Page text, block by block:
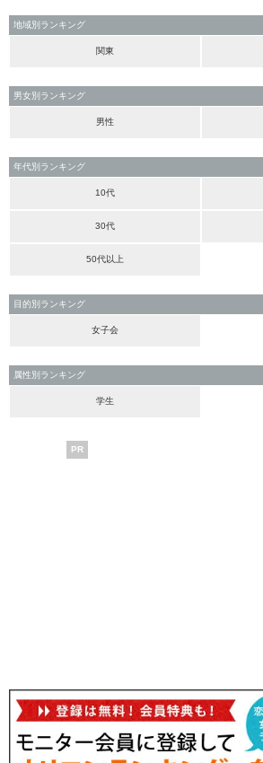
地域別ランキング
関東
男女別ランキング
男性
年代別ランキング
10代
30代
50代以上
目的別ランキング
女子会
属性別ランキング
学生
PR